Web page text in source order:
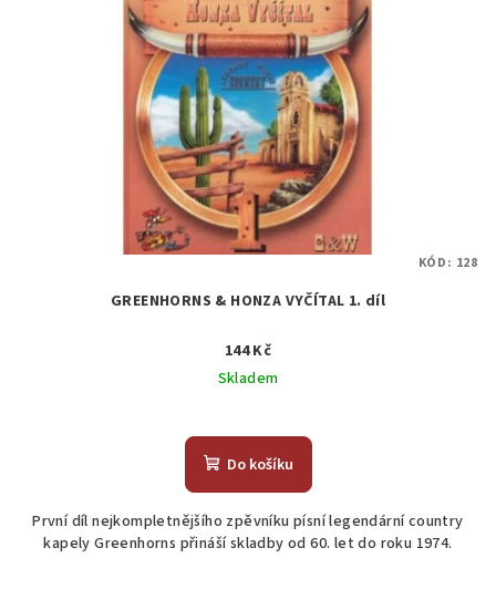
GREENHORNS & HONZA VYČÍTAL 1. díl
144 Kč
Skladem
Do košíku
První díl nejkompletnějšího zpěvníku písní legendární country
kapely Greenhorns přináší skladby od 60. let do roku 1974.
KÓD: 128